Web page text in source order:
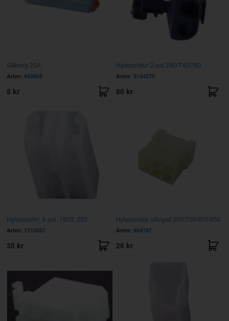
Säkring 25A
Artnr: 943905
5 kr
Hylsisolator 2-pol 240/740/760
Artnr: 9144275
60 kr
Hylsisolator, 2-pol, 1800, 200
Artnr: 1212857
35 kr
Hylsisolator ofärgad 200/700/900/850
Artnr: 964197
26 kr